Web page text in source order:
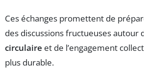
Ces échanges promettent de
des discussions fructueuses autour
circulaire et de l’engagement
plus durable.